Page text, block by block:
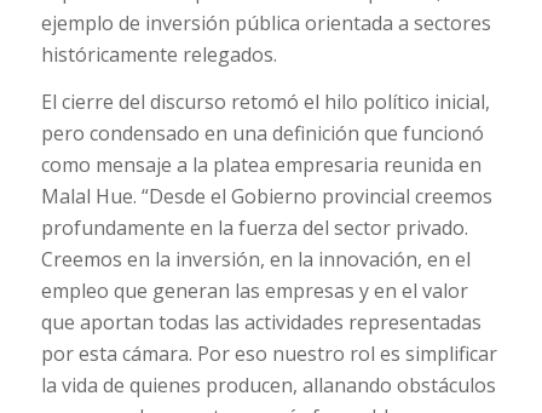
ejemplo de inversión pública orientada a sectores
históricamente relegados.
El cierre del discurso retomó el hilo político inicial,
pero condensado en una definición que funcionó
como mensaje a la platea empresaria reunida en
Malal Hue. “Desde el Gobierno provincial creemos
profundamente en la fuerza del sector privado.
Creemos en la inversión, en la innovación, en el
empleo que generan las empresas y en el valor
que aportan todas las actividades representadas
por esta cámara. Por eso nuestro rol es simplificar
la vida de quienes producen, allanando obstáculos